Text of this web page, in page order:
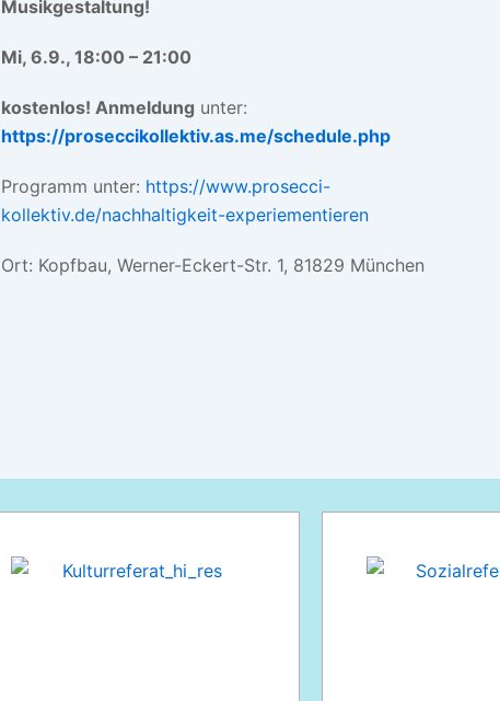
Musikgestaltung!
Mi, 6.9., 18:00 – 21:00
kostenlos! Anmeldung unter:
https://proseccikollektiv.as.me/schedule.php
Programm unter: https://www.prosecci-
kollektiv.de/nachhaltigkeit-experiementieren
Ort: Kopfbau, Werner-Eckert-Str. 1, 81829 München